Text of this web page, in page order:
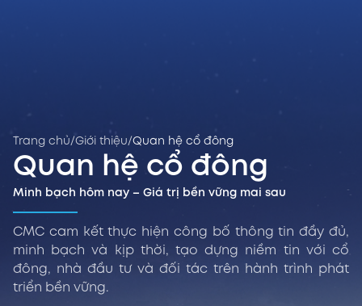
Trang chủ/Giới thiệu/Quan hệ cổ đông
Quan hệ cổ đông
Minh bạch hôm nay – Giá trị bền vững mai sau
CMC cam kết thực hiện công bố thông tin đầy đủ,
minh bạch và kịp thời, tạo dựng niềm tin với cổ
đông, nhà đầu tư và đối tác trên hành trình phát
triển bền vững.